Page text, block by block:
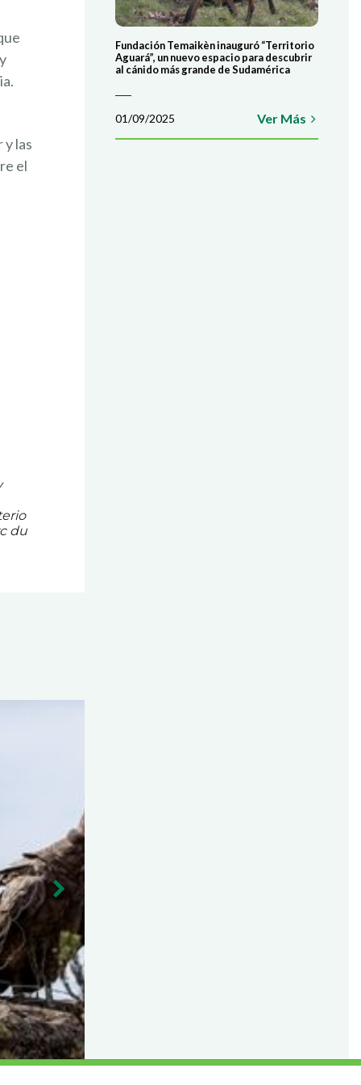
COLABORÁ
AHORA
las
el
du
Fundación Temaikèn inauguró “Territorio
Aguará”, un nuevo espacio para descubrir
al cánido más grande de Sudamérica
01/09/2025 Ver Más